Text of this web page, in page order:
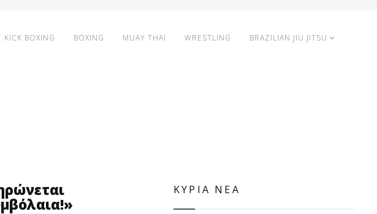
KICK BOXING BOXING MUAY THAI WRESTLING BRAZILIAN JIU JITSU
ΚΥΡΙΑ ΝΕΑ